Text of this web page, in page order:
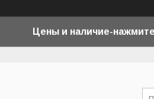
Цены и наличие-